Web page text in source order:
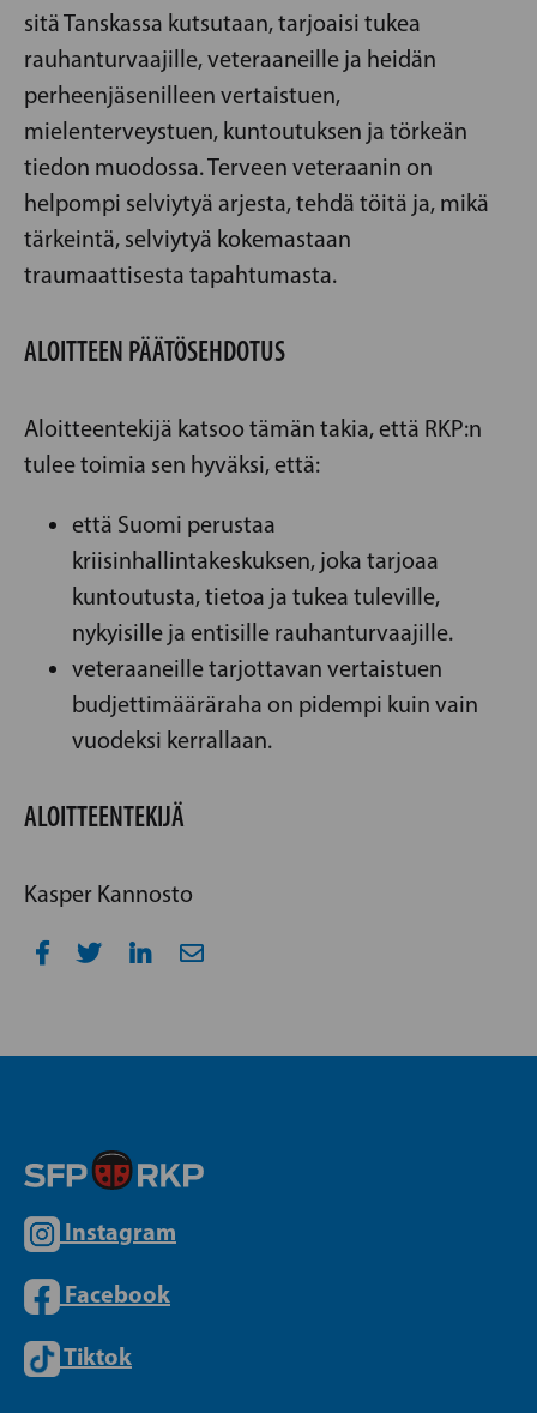
sitä Tanskassa kutsutaan, tarjoaisi tukea
rauhanturvaajille, veteraaneille ja heidän
perheenjäsenilleen vertaistuen,
mielenterveystuen, kuntoutuksen ja törkeän
tiedon muodossa. Terveen veteraanin on
helpompi selviytyä arjesta, tehdä töitä ja, mikä
tärkeintä, selviytyä kokemastaan
traumaattisesta tapahtumasta.
ALOITTEEN PÄÄTÖSEHDOTUS
Aloitteentekijä katsoo tämän takia, että RKP:n
tulee toimia sen hyväksi, että:
että Suomi perustaa
kriisinhallintakeskuksen, joka tarjoaa
kuntoutusta, tietoa ja tukea tuleville,
nykyisille ja entisille rauhanturvaajille.
veteraaneille tarjottavan vertaistuen
budjettimääräraha on pidempi kuin vain
vuodeksi kerrallaan.
ALOITTEENTEKIJÄ
Kasper Kannosto
Instagram
Facebook
Tiktok